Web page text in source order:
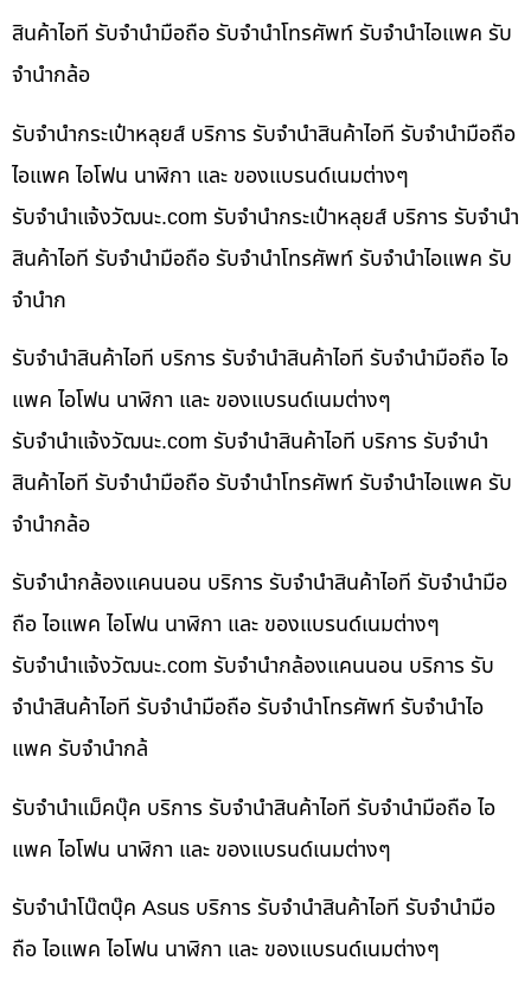
สินค้าไอที รับจำนำมือถือ รับจำนำโทรศัพท์ รับจำนำไอแพค รับ
จำนำกล้อ
รับจำนำกระเป๋าหลุยส์ บริการ รับจำนำสินค้าไอที รับจำนำมือถือ
ไอแพค ไอโฟน นาฬิกา และ ของแบรนด์เนมต่างๆ
รับจํานําแจ้งวัฒนะ.com รับจำนำกระเป๋าหลุยส์ บริการ รับจำนำ
สินค้าไอที รับจำนำมือถือ รับจำนำโทรศัพท์ รับจำนำไอแพค รับ
จำนำก
รับจำนำสินค้าไอที บริการ รับจำนำสินค้าไอที รับจำนำมือถือ ไอ
แพค ไอโฟน นาฬิกา และ ของแบรนด์เนมต่างๆ
รับจํานําแจ้งวัฒนะ.com รับจำนำสินค้าไอที บริการ รับจำนำ
สินค้าไอที รับจำนำมือถือ รับจำนำโทรศัพท์ รับจำนำไอแพค รับ
จำนำกล้อ
รับจำนำกล้องแคนนอน บริการ รับจำนำสินค้าไอที รับจำนำมือ
ถือ ไอแพค ไอโฟน นาฬิกา และ ของแบรนด์เนมต่างๆ
รับจํานําแจ้งวัฒนะ.com รับจำนำกล้องแคนนอน บริการ รับ
จำนำสินค้าไอที รับจำนำมือถือ รับจำนำโทรศัพท์ รับจำนำไอ
แพค รับจำนำกล้
รับจำนำแม็คบุ๊ค บริการ รับจำนำสินค้าไอที รับจำนำมือถือ ไอ
แพค ไอโฟน นาฬิกา และ ของแบรนด์เนมต่างๆ
รับจำนำโน๊ตบุ๊ค Asus บริการ รับจำนำสินค้าไอที รับจำนำมือ
ถือ ไอแพค ไอโฟน นาฬิกา และ ของแบรนด์เนมต่างๆ